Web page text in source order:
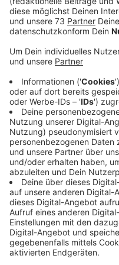
Der Narrenlauf
Streckenlängen an
Anzeige
Einmal im Jahr
Bocholt einen
kann jeder teilnehmen.
3.Februar 2024
5 Euro in den
sich auch die damalige
RADIO WMW-
beteiligt. Jeder Läufer
bekommen.